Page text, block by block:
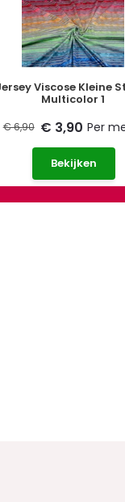
Viscose Kleine
Multicolor 1
€ 6,90 € 3,90 Per
Bekijken